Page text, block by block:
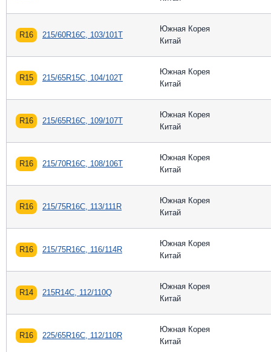
R16 215/60R16C, 103/101T
Южная Корея
Китай
R15 215/65R15C, 104/102T
Южная Корея
Китай
R16 215/65R16C, 109/107T
Южная Корея
Китай
R16 215/70R16C, 108/106T
Южная Корея
Китай
R16 215/75R16C, 113/111R
Южная Корея
Китай
R16 215/75R16C, 116/114R
Южная Корея
Китай
R14 215R14C, 112/110Q
Южная Корея
Китай
R16 225/65R16C, 112/110R
Южная Корея
Китай